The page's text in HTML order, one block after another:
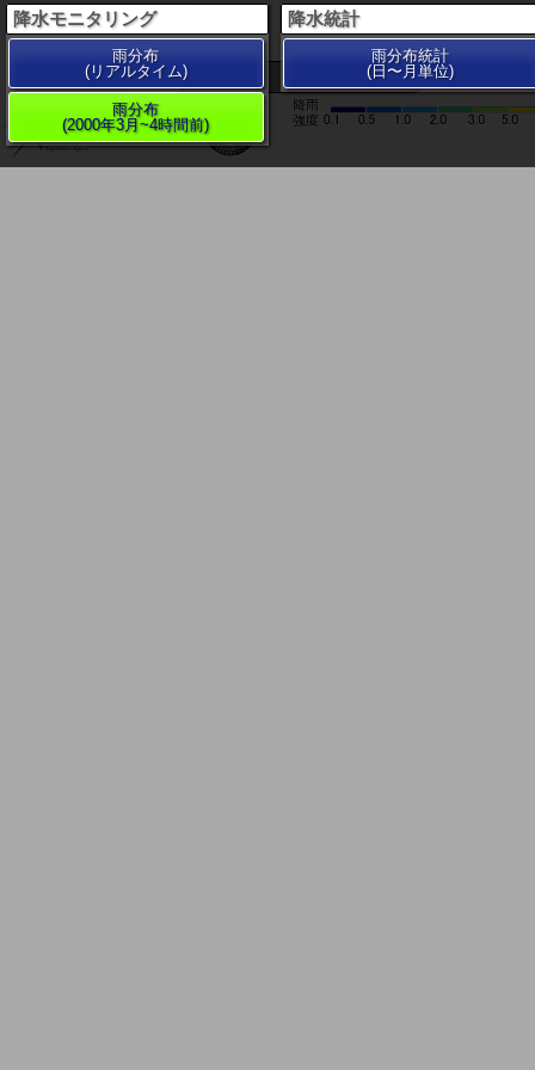
200 km
降水モニタリング
雨分布
(リアルタイム)
雨分布
(2000年3月~4時間前)
降水統計
雨分布統計
(日〜月単位)